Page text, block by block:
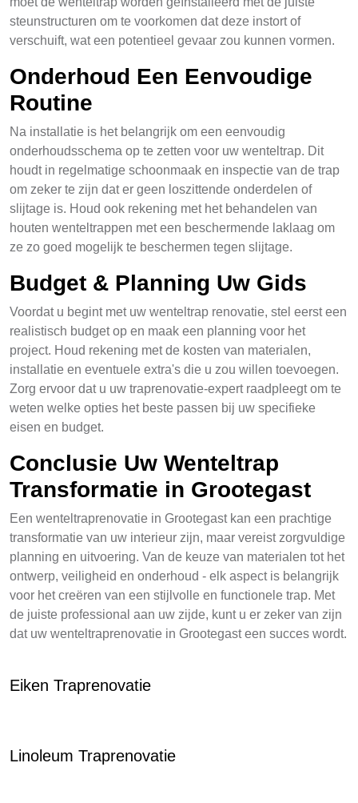
steunstructuren om te voorkomen dat deze instort of
verschuift, wat een potentieel gevaar zou kunnen vormen.
Onderhoud Een Eenvoudige
Routine
Na installatie is het belangrijk om een eenvoudig
onderhoudsschema op te zetten voor uw wenteltrap. Dit
houdt in regelmatige schoonmaak en inspectie van de trap
om zeker te zijn dat er geen loszittende onderdelen of
slijtage is. Houd ook rekening met het behandelen van
houten wenteltrappen met een beschermende laklaag om
ze zo goed mogelijk te beschermen tegen slijtage.
Budget & Planning Uw Gids
Voordat u begint met uw wenteltrap renovatie, stel eerst een
realistisch budget op en maak een planning voor het
project. Houd rekening met de kosten van materialen,
installatie en eventuele extra's die u zou willen toevoegen.
Zorg ervoor dat u uw traprenovatie-expert raadpleegt om te
weten welke opties het beste passen bij uw specifieke
eisen en budget.
Conclusie Uw Wenteltrap
Transformatie in Grootegast
Een wenteltraprenovatie in Grootegast kan een prachtige
transformatie van uw interieur zijn, maar vereist zorgvuldige
planning en uitvoering. Van de keuze van materialen tot het
ontwerp, veiligheid en onderhoud - elk aspect is belangrijk
voor het creëren van een stijlvolle en functionele trap. Met
de juiste professional aan uw zijde, kunt u er zeker van zijn
dat uw wenteltraprenovatie in Grootegast een succes wordt.
Eiken Traprenovatie
Linoleum Traprenovatie